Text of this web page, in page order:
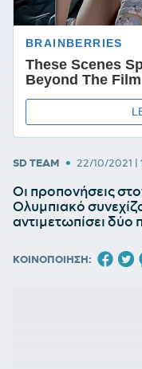
SD TEAM • 22/10/2021 |
Οι προπονήσεις
Ολυμπιακό
αντιμετωπίσει
ΚΟΙΝΟΠΟΙΗΣΗ: